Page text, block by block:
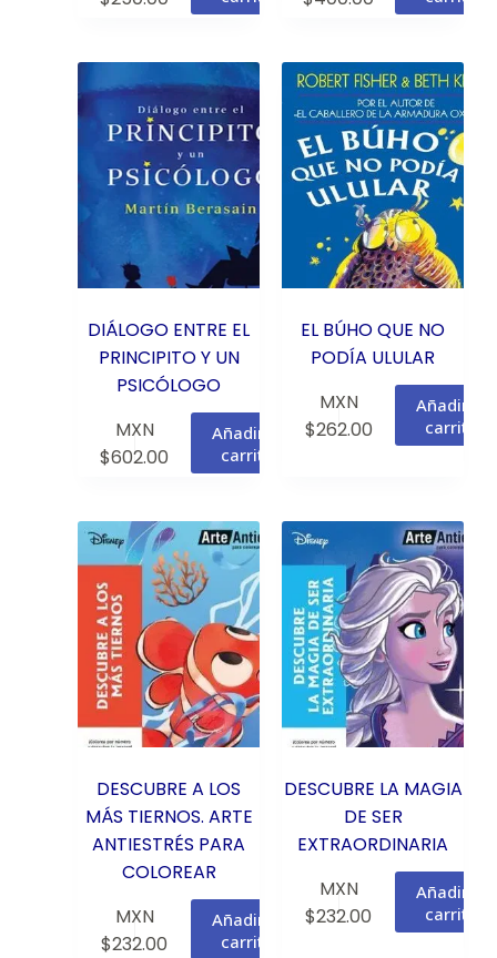
DIÁLOGO ENTRE EL
PRINCIPITO Y UN
PSICÓLOGO
MXN
$602.00
Añadir al
carrito
EL BÚHO QUE NO
PODÍA ULULAR
MXN
$262.00
Añadir al
carrito
DESCUBRE A LOS
MÁS TIERNOS. ARTE
ANTIESTRÉS PARA
COLOREAR
MXN
$232.00
Añadir al
carrito
DESCUBRE LA MAGIA
DE SER
EXTRAORDINARIA
MXN
$232.00
Añadir al
carrito